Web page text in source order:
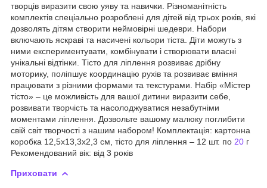
творців виразити свою уяву та навички. Різноманітність
комплектів спеціально розроблені для дітей від трьох років, які
дозволять дітям створити неймовірні шедеври. Набори
включають яскраві та насичені кольори тіста. Діти можуть з
ними експериментувати, комбінувати і створювати власні
унікальні відтінки. Тісто для ліплення розвиває дрібну
моторику, поліпшує координацію рухів та розвиває вміння
працювати з різними формами та текстурами. Набір «Містер
тісто» – це можливість для вашої дитини виразити себе,
розвивати творчість та насолоджуватися незабутніми
моментами ліплення. Дозвольте вашому малюку поглибити
свій світ творчості з нашим набором! Комплектація: картонна
коробка 12,5х13,3х2,3 см, тісто для ліплення – 12 шт. по 20 г
Рекомендований вік: від 3 років
Приховати